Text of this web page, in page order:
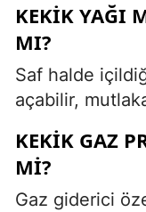
KEKIK YAĞI
MI?
Saf halde
açabilir,
KEKIK GAZ
MI?
Gaz giderici